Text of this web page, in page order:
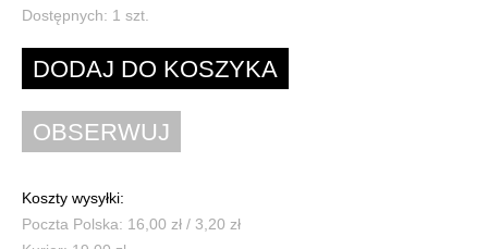
Dostępnych: 1 szt.
Koszty wysyłki:
Poczta Polska: 16,00 zł / 3,20 zł